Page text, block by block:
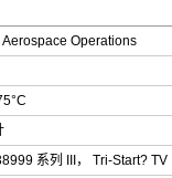
Operations
系列 III， Tri-Start? TV